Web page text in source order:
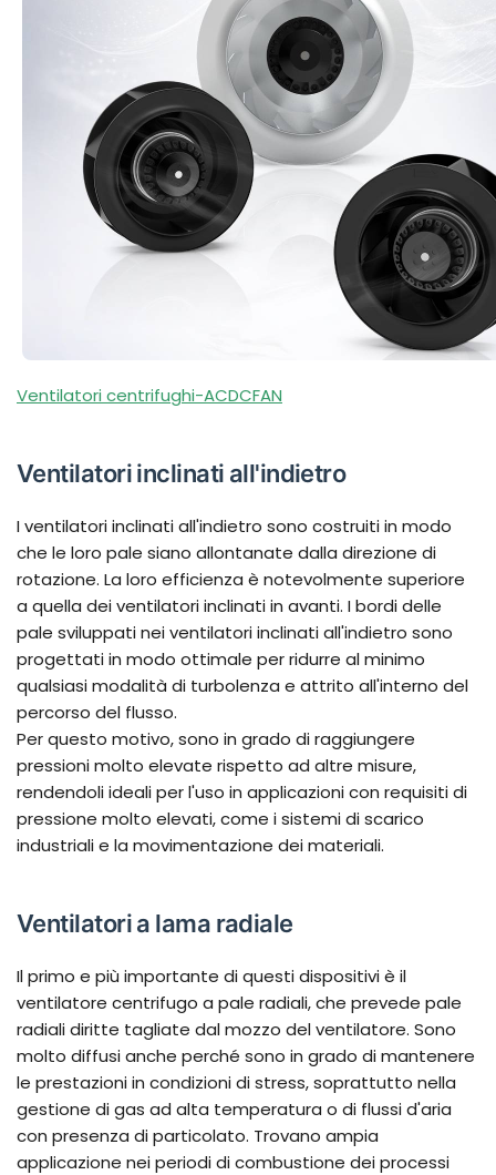
Ventilatori centrifughi-ACDCFAN
Ventilatori inclinati all'indietro
I ventilatori inclinati all'indietro sono costruiti in modo
che le loro pale siano allontanate dalla direzione di
rotazione. La loro efficienza è notevolmente superiore
a quella dei ventilatori inclinati in avanti. I bordi delle
pale sviluppati nei ventilatori inclinati all'indietro sono
progettati in modo ottimale per ridurre al minimo
qualsiasi modalità di turbolenza e attrito all'interno del
percorso del flusso.
Per questo motivo, sono in grado di raggiungere
pressioni molto elevate rispetto ad altre misure,
rendendoli ideali per l'uso in applicazioni con requisiti di
pressione molto elevati, come i sistemi di scarico
industriali e la movimentazione dei materiali.
Ventilatori a lama radiale
Il primo e più importante di questi dispositivi è il
ventilatore centrifugo a pale radiali, che prevede pale
radiali diritte tagliate dal mozzo del ventilatore. Sono
molto diffusi anche perché sono in grado di mantenere
le prestazioni in condizioni di stress, soprattutto nella
gestione di gas ad alta temperatura o di flussi d'aria
con presenza di particolato. Trovano ampia
applicazione nei periodi di combustione dei processi